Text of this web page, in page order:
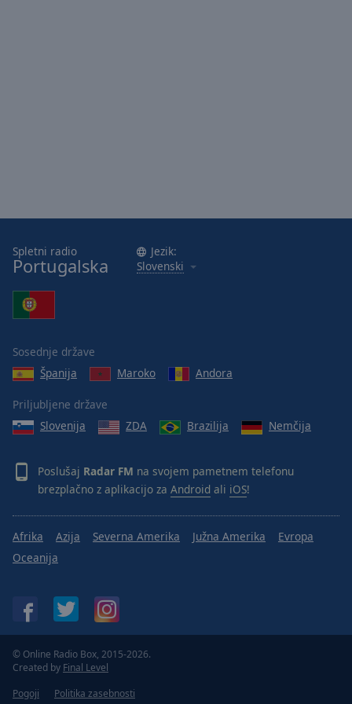
Font
Family
Done
Close
Dialog
End
window.
Spletni radio
Portugalska
Jezik:
Slovenski
Sosednje države
Španija
Maroko Andora
Priljubljene države
Slovenija
ZDA Brazilija Nemčija
Poslušaj Radar FM na svojem pametnem telefonu
brezplačno z aplikacijo za Android ali iOS!
Afrika Azija Severna Amerika Južna Amerika
Evropa
Oceanija
© Online Radio Box, 2015-2026.
Created by Final Level
Pogoji
Politika zasebnosti